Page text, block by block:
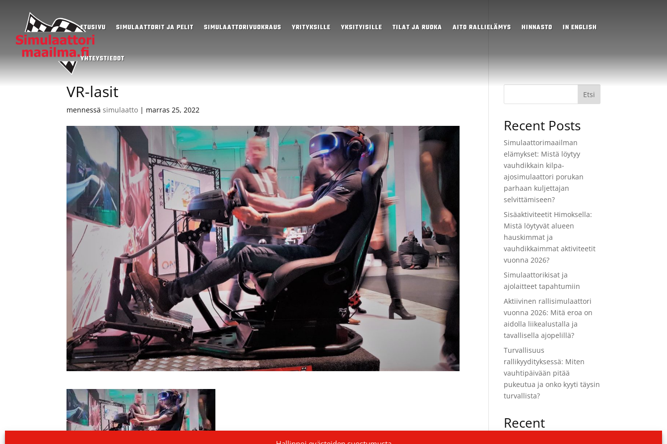
ETUSIVU SIMULAATTORIT JA PELIT SIMULAATTORIVUOKRAUS YRITYKSILLE YKSITYISILLE TILAT JA RUOKA AITO RALLIELÄMYS HINNASTO IN ENGLISH
YHTEYSTIEDOT
VR-lasit
mennessäsimulaatto | marras 25, 2022
Etsi
Recent Posts
Simulaattorimaailman
elämykset: Mistä löytyy
vauhdikkain kilpa-
ajosimulaattori porukan
parhaan kuljettajan
selvittämiseen?
Sisäaktiviteetit Himoksella:
Mistä löytyvät alueen
hauskimmat ja
vauhdikkaimmat aktiviteetit
vuonna 2026?
Simulaattorikisat ja
ajolaitteet tapahtumiin
Aktiivinen rallisimulaattori
vuonna 2026: Mitä eroa on
aidolla liikealustalla ja
tavallisella ajopelillä?
Turvallisuus
rallikyydityksessä: Miten
vauhtipäivään pitää
pukeutua ja onko kyyti täysin
turvallista?
Recent
Comments